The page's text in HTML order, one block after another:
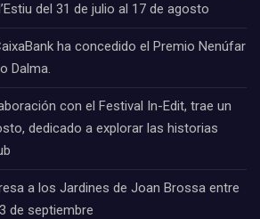
del 31 de julio al 17 de agosto
ha concedido el Premio Nenúfar
Dalma.
con el Festival In-Edit, trae un
dedicado a explorar las historias
a los Jardines de Joan Brossa entre
de septiembre